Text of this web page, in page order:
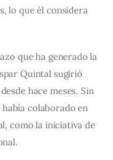
lo que él considera
que ha generado la
Quintal sugirió
hace meses. Sin
colaborado en
como la iniciativa de